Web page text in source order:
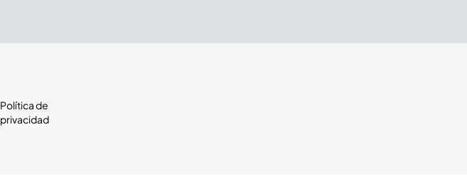
Política de
privacidad